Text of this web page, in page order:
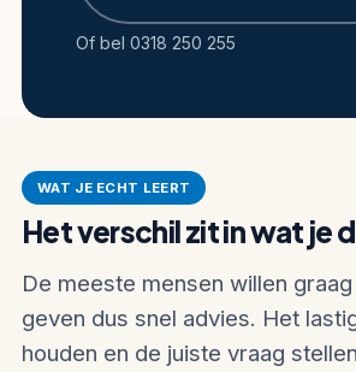
Of bel 0318 250 255
WAT JE ECHT LEERT
Het verschil zit in wat je
De meeste mensen willen
geven dus snel advies. Het
houden en de juiste vraag